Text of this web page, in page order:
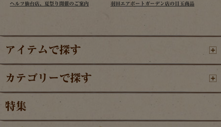
ヘルツ仙台店、夏祭り開催のご案内 羽田エアポートガーデン店の目玉商品
アイテムで探す
カテゴリーで探す
特集